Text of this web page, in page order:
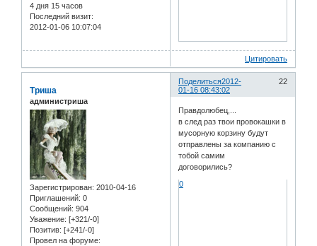
4 дня 15 часов
Последний визит:
2012-01-06 10:07:04
Цитировать
Поделиться 22
2012-
01-16 08:43:02
Триша
администриша
Зарегистрирован: 2010-04-16
Приглашений: 0
Сообщений: 904
Уважение: [+321/-0]
Позитив: [+241/-0]
Провел на форуме:
Правдолюбец,...
в след раз твои провокашки в
мусорную корзину будут
отправлены за компанию с
тобой самим
договорились?
0